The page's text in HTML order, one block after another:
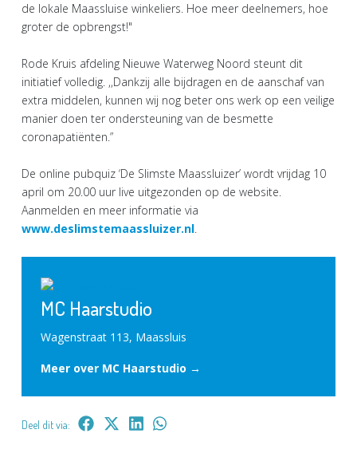
de lokale Maassluise winkeliers. Hoe meer deelnemers, hoe
groter de opbrengst!"
Rode Kruis afdeling Nieuwe Waterweg Noord steunt dit
initiatief volledig. ,,Dankzij alle bijdragen en de aanschaf van
extra middelen, kunnen wij nog beter ons werk op een veilige
manier doen ter ondersteuning van de besmette
coronapatiënten.”
De online pubquiz ‘De Slimste Maassluizer’ wordt vrijdag 10
april om 20.00 uur live uitgezonden op de website.
Aanmelden en meer informatie via
www.deslimstemaassluizer.nl.
MC Haarstudio
Wagenstraat 113, Maassluis
Meer over MC Haarstudio →
Deel dit via: